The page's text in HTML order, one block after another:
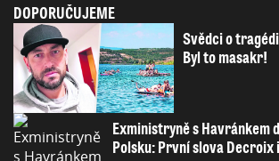
DOPORUČUJEME
Svědci o
Byl to masakr!
Exministryně s Havránkem
Polsku: První slova